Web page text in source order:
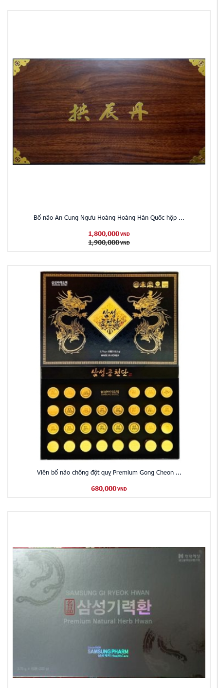
Bổ não An Cung Ngưu Hoàng Hoàng Hàn Quốc hộp ...
1,800,000 VND
1,900,000 VND
Viên bổ não chống đột quỵ Premium Gong Cheon ...
680,000 VND